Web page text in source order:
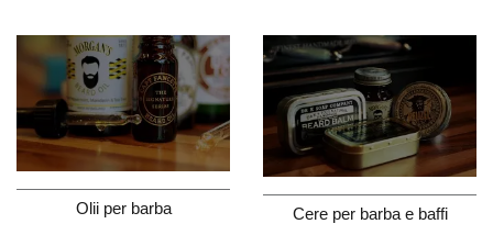
Olii per barba Cere per barba e baffi